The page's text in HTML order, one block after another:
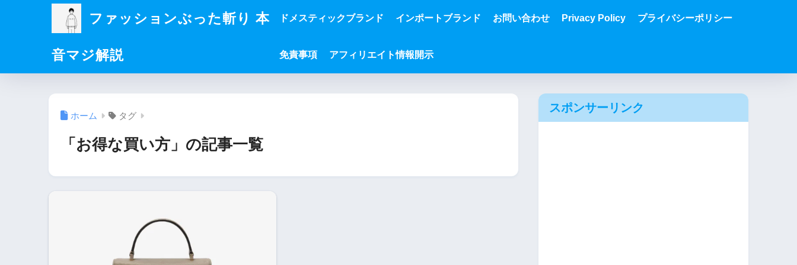
ファッションぶった斬り 本
音マジ解説
ドメスティックブランド インポートブランド お問い合わせ Privacy Policy プライバシーポリシー
免責事項 アフィリエイト情報開示
ホーム タグ
「お得な買い方」の記事一覧
スポンサーリンク